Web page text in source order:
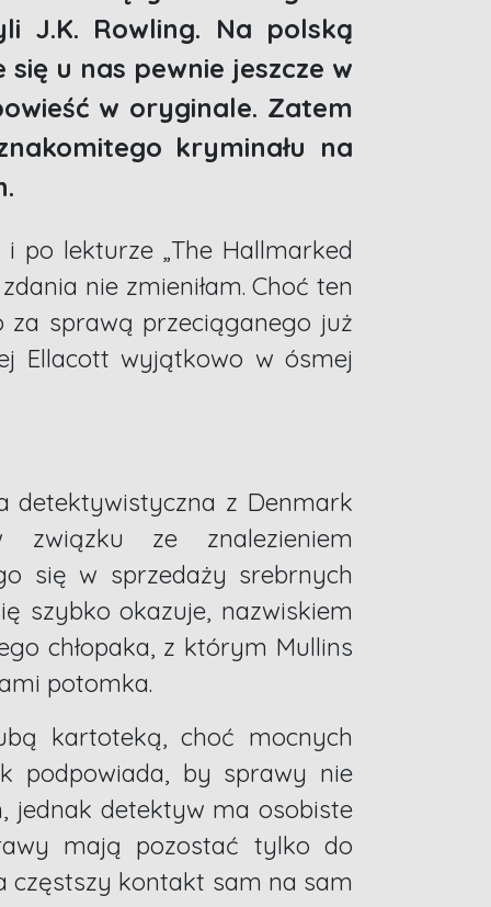
J.K. Rowling. Na polską
u nas pewnie jeszcze w
w oryginale. Zatem
kryminału na
po lekturze „The Hallmarked
nie zmieniłam. Choć ten
sprawą przeciąganego już
Ellacott wyjątkowo w ósmej
detektywistyczna z Denmark
ze znalezieniem
się w sprzedaży srebrnych
szybko okazuje, nazwiskiem
chłopaka, z którym Mullins
potomka.
kartoteką, choć mocnych
podpowiada, by sprawy nie
jednak detektyw ma osobiste
mają pozostać tylko do
częstszy kontakt sam na sam